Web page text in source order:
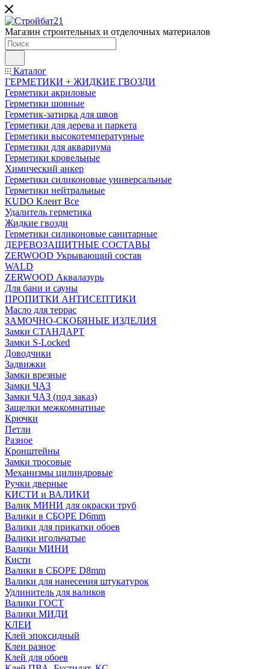
Магазин строительных и отделочных материалов
Каталог
ГЕРМЕТИКИ + ЖИДКИЕ ГВОЗДИ
Герметики акриловые
Герметики шовные
Герметик-затирка для швов
Герметики для дерева и паркета
Герметики высокотемпературные
Герметики для аквариума
Герметики кровельные
Химический анкер
Герметики силиконовые универсальные
Герметики нейтральные
KUDO Клеит Все
Удалитель герметика
Жидкие гвозди
Герметики силиконовые санитарные
ДЕРЕВОЗАЩИТНЫЕ СОСТАВЫ
ZERWOOD Укрывающий состав
WALD
ZERWOOD Аквалазурь
Для бани и сауны
ПРОПИТКИ АНТИСЕПТИКИ
Масло для террас
ЗАМОЧНО-СКОБЯНЫЕ ИЗДЕЛИЯ
Замки СТАНДАРТ
Замки S-Locked
Доводчики
Задвижки
Замки врезные
Замки ЧАЗ
Замки ЧАЗ (под заказ)
Защелки межкомнатные
Крючки
Петли
Разное
Кронштейны
Замки тросовые
Механизмы цилиндровые
Ручки дверные
КИСТИ и ВАЛИКИ
Валик МИНИ для окраски труб
Валики в СБОРЕ D6mm
Валики для прикатки обоев
Валики игольчатые
Валики МИНИ
Кисти
Валики в СБОРЕ D8mm
Валики для нанесения штукатурок
Удлинитель для валиков
Валики ГОСТ
Валики МИДИ
КЛЕИ
Клей эпоксидный
Клеи разное
Клей для обоев